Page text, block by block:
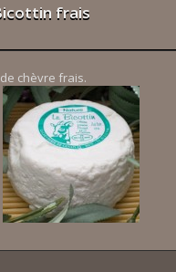
frais
chèvre frais.